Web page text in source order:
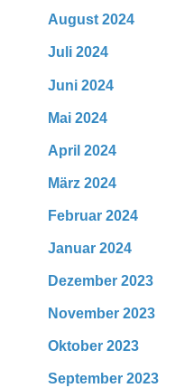
August 2024
Juli 2024
Juni 2024
Mai 2024
April 2024
März 2024
Februar 2024
Januar 2024
Dezember 2023
November 2023
Oktober 2023
September 2023